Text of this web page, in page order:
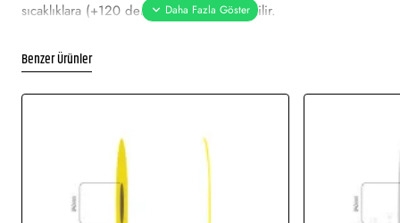
sıcaklıklara (+120 derece) kadar dayanabilir.
yüzeyi de gri renktedir. Etiket çeşitleri arasında en uzun
ömürlü etiketlerdendir. Üst yüzey mat, düz ve gri metalik
renktedir. Termal transfer baskı (Ribon ile baskı)
demirbaş etiketi, alüminyum etiket veya metalize etiket olarak
Yapışkan Türleri:
Benzer Ürünler